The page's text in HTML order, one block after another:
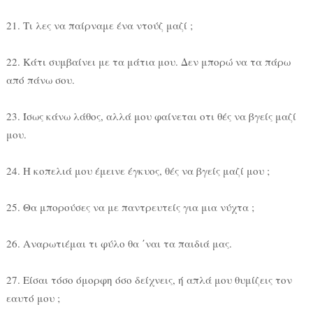
21. Τι λες να παίρναμε ένα ντούζ μαζί ;
22. Κάτι συμβαίνει με τα μάτια μου. Δεν μπορώ να τα πάρω
από πάνω σου.
23. Ίσως κάνω λάθος, αλλά μου φαίνεται οτι θές να βγείς μαζί
μου.
24. Η κοπελιά μου έμεινε έγκυος, θές να βγείς μαζί μου ;
25. Θα μπορούσες να με παντρευτείς για μια νύχτα ;
26. Αναρωτιέμαι τι φύλο θα ΄ναι τα παιδιά μας.
27. Είσαι τόσο όμορφη όσο δείχνεις, ή απλά μου θυμίζεις τον
εαυτό μου ;